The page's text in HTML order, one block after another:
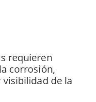
requieren
corrosión,
de la